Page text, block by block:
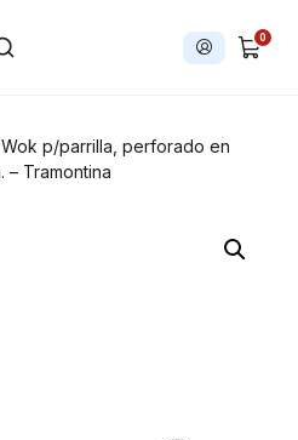
Iniciar
0
p/parrilla, perforado en
– Tramontina